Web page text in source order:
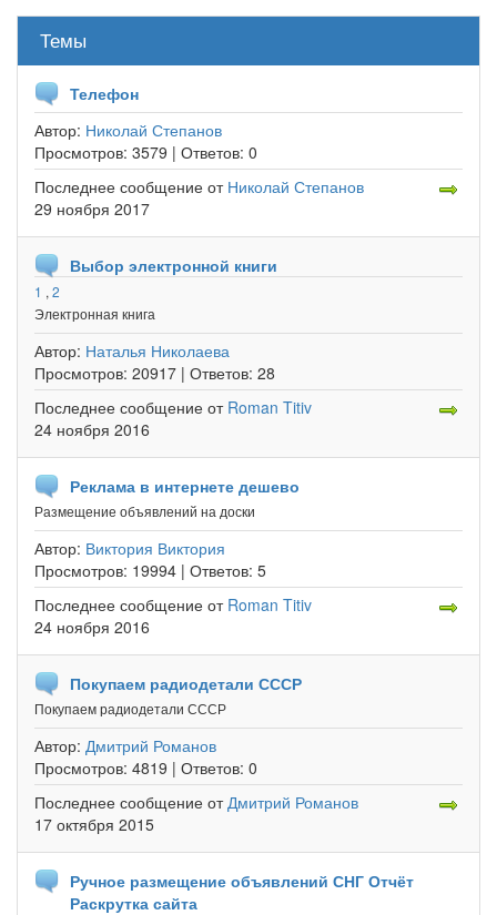
Темы
Телефон
Автор: Николай Степанов
Просмотров: 3579 | Ответов: 0
Последнее сообщение от Николай Степанов
29 ноября 2017
Выбор электронной книги
1 , 2
Электронная книга
Автор: Наталья Николаева
Просмотров: 20917 | Ответов: 28
Последнее сообщение от Roman Titiv
24 ноября 2016
Реклама в интернете дешево
Размещение объявлений на доски
Автор: Виктория Виктория
Просмотров: 19994 | Ответов: 5
Последнее сообщение от Roman Titiv
24 ноября 2016
Покупаем радиодетали СССР
Покупаем радиодетали СССР
Автор: Дмитрий Романов
Просмотров: 4819 | Ответов: 0
Последнее сообщение от Дмитрий Романов
17 октября 2015
Ручное размещение объявлений СНГ Отчёт
Раскрутка сайта